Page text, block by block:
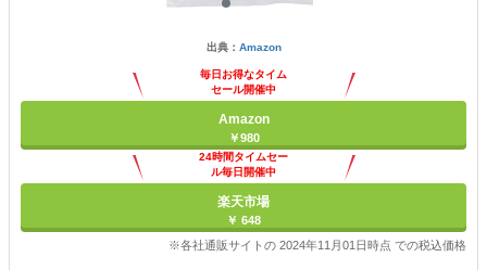
出典： Amazon
毎日お得なタイム
セール開催中
Amazon
￥980
24時間タイムセー
ル毎日開催中
楽天市場
￥ 648
※各社通販サイトの 2024年11月01日時点 での税込価格